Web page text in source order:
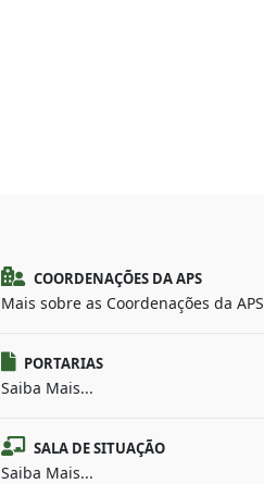
COORDENAÇÕES DA APS
Mais sobre as Coordenações da APS
PORTARIAS
Saiba Mais...
SALA DE SITUAÇÃO
Saiba Mais...